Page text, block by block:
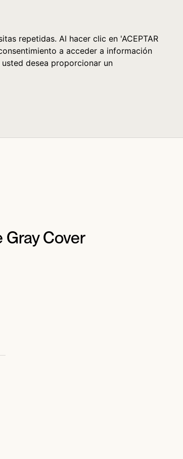
repetidas. Al hacer clic en 'ACEPTAR
a acceder a información
desea proporcionar un
Cover